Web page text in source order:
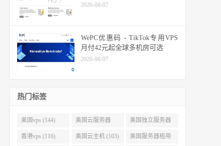
2026-08-07
WePC优惠码 - TikTok专用VPS
月付42元起全球多机房可选
2026-08-07
热门标签
美国vps (144) 美国云服务器
(143)
美国独立服务器
(118)
香港vps (116) 美国云主机 (103) 美国服务器租用